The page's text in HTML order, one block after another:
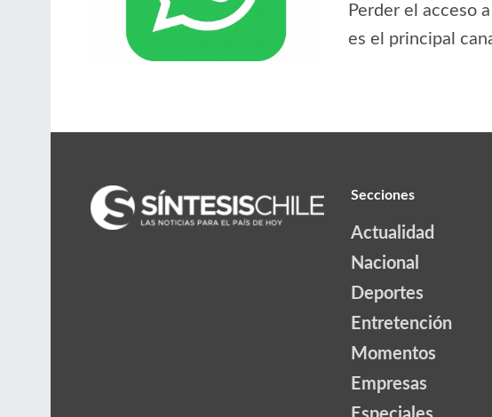
Perder el acceso
es el principal
Secciones
Actualidad
Nacional
Deportes
Entretención
Momentos
Empresas